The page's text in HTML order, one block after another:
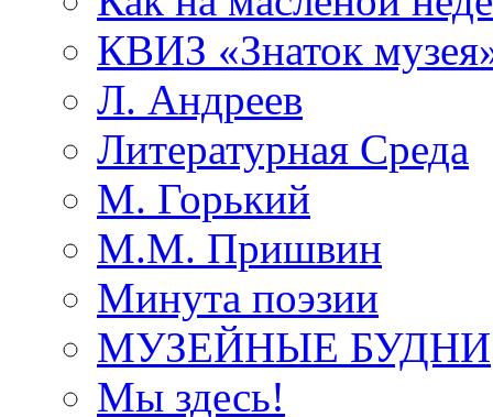
КВИЗ «Знаток
Л. Андреев
Литературная Среда
М. Горький
М.М. Пришвин
Минута поэзии
МУЗЕЙНЫЕ БУДНИ
Мы здесь!